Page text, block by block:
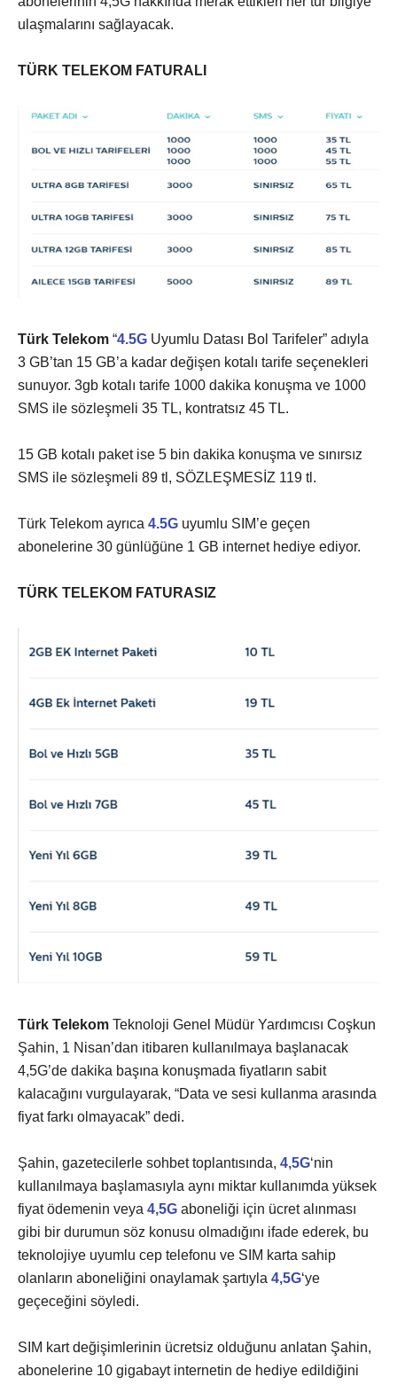
ulaşmalarını sağlayacak.
TÜRK TELEKOM FATURALI
Türk Telekom “4.5G Uyumlu Datası Bol Tarifeler” adıyla
3 GB’tan 15 GB’a kadar değişen kotalı tarife seçenekleri
sunuyor. 3gb kotalı tarife 1000 dakika konuşma ve 1000
SMS ile sözleşmeli 35 TL, kontratsız 45 TL.
15 GB kotalı paket ise 5 bin dakika konuşma ve sınırsız
SMS ile sözleşmeli 89 tl, SÖZLEŞMESİZ 119 tl.
Türk Telekom ayrıca 4.5G uyumlu SIM’e geçen
abonelerine 30 günlüğüne 1 GB internet hediye ediyor.
TÜRK TELEKOM FATURASIZ
Türk Telekom Teknoloji Genel Müdür Yardımcısı Coşkun
Şahin, 1 Nisan’dan itibaren kullanılmaya başlanacak
4,5G’de dakika başına konuşmada fiyatların sabit
kalacağını vurgulayarak, “Data ve sesi kullanma arasında
fiyat farkı olmayacak” dedi.
Şahin, gazetecilerle sohbet toplantısında, 4,5G‘nin
kullanılmaya başlamasıyla aynı miktar kullanımda yüksek
fiyat ödemenin veya 4,5G aboneliği için ücret alınması
gibi bir durumun söz konusu olmadığını ifade ederek, bu
teknolojiye uyumlu cep telefonu ve SIM karta sahip
olanların aboneliğini onaylamak şartıyla 4,5G‘ye
geçeceğini söyledi.
SIM kart değişimlerinin ücretsiz olduğunu anlatan Şahin,
abonelerine 10 gigabayt internetin de hediye edildiğini